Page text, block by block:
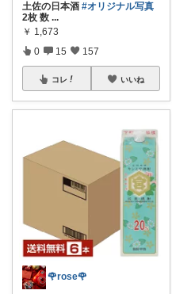
土佐の日本酒 #オリジナル写真
2枚 数 ...
￥ 1,673
0 15 157
コレ いいね
🌹rose🌹